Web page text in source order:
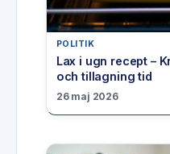
POLITIK
Lax i ugn recept – Krämig å , rätt
och tillagning tid
26 maj 2026